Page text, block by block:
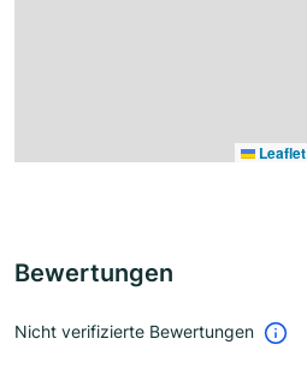
Leaflet
Bewertungen
Nicht verifizierte Bewertungen